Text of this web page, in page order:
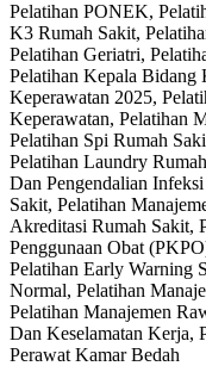
Pelatihan PONEK,
K3 Rumah Sakit,
Pelatihan Geriatri,
Pelatihan Kepala Bidang
Keperawatan 2025,
Keperawatan, Pelatihan
Pelatihan Spi Rumah
Pelatihan Laundry
Dan Pengendalian
Sakit, Pelatihan
Akreditasi Rumah Sakit,
Penggunaan Obat
Pelatihan Early Warning
Normal, Pelatihan
Pelatihan Manajemen
Dan Keselamatan Kerja,
Perawat Kamar Bedah